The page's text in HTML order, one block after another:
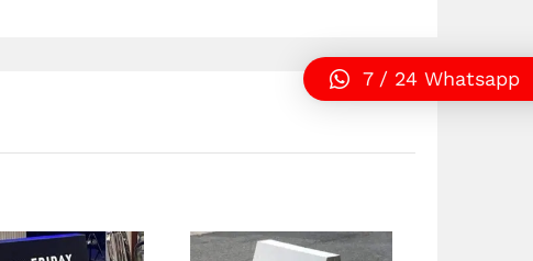
7 / 24 Whatsapp